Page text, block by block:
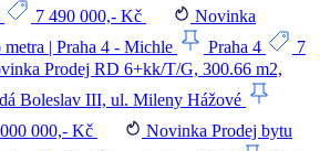
7 490 000,- Kč
Novinka
| Praha 4 - Michle
Praha 4
7
Prodej RD 6+kk/T/G, 300.66 m2,
Boleslav III, ul. Mileny Hážové
000,- Kč Novinka Prodej bytu